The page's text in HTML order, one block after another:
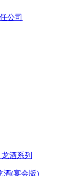
酒系列
酒(宴会版)